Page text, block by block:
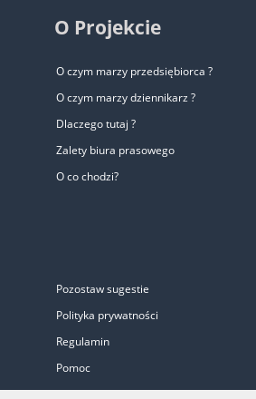
O Projekcie
O czym marzy przedsiębiorca ?
O czym marzy dziennikarz ?
Dlaczego tutaj ?
Zalety biura prasowego
O co chodzi?
Pozostaw sugestie
Polityka prywatności
Regulamin
Pomoc
Biuro Prasowe